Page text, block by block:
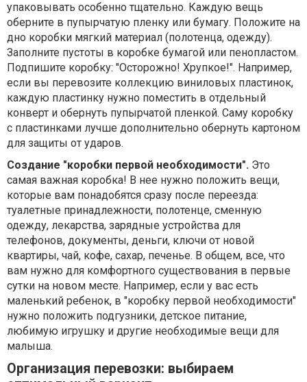
упаковывать особенно тщательно. Каждую вещь
оберните в пупырчатую пленку или бумагу. Положите на
дно коробки мягкий материал (полотенца, одежду).
Заполните пустоты в коробке бумагой или пенопластом.
Подпишите коробку: "Осторожно! Хрупкое!". Например,
если вы перевозите коллекцию виниловых пластинок,
каждую пластинку нужно поместить в отдельный
конверт и обернуть пупырчатой пленкой. Саму коробку
с пластинками лучше дополнительно обернуть картоном
для защиты от ударов.
Создание "коробки первой необходимости". Это
самая важная коробка! В нее нужно положить вещи,
которые вам понадобятся сразу после переезда:
туалетные принадлежности, полотенце, сменную
одежду, лекарства, зарядные устройства для
телефонов, документы, деньги, ключи от новой
квартиры, чай, кофе, сахар, печенье. В общем, все, что
вам нужно для комфортного существования в первые
сутки на новом месте. Например, если у вас есть
маленький ребенок, в "коробку первой необходимости"
нужно положить подгузники, детское питание,
любимую игрушку и другие необходимые вещи для
малыша.
Организация перевозки: выбираем